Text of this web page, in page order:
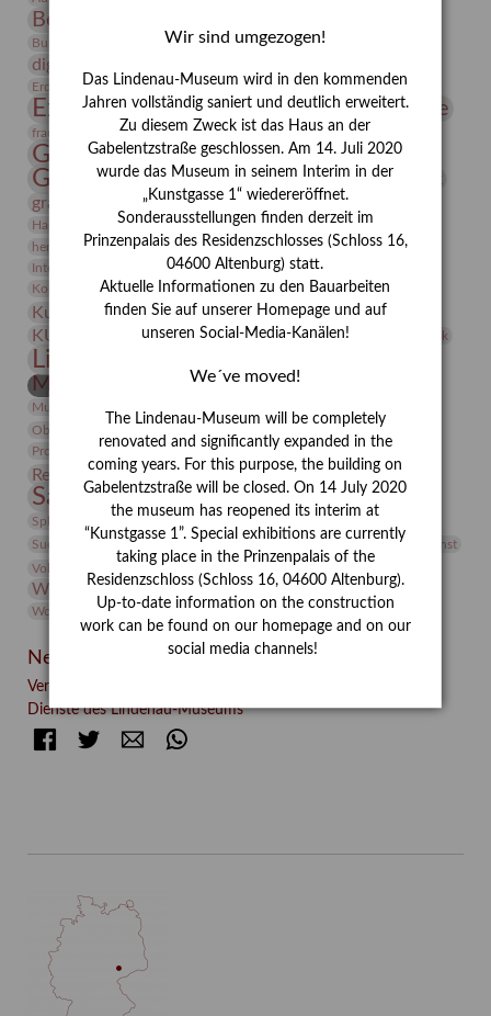
Bernhard August von Lindenau
Burg Posterstein Conrad Felixmüller Depot
digitallabor
Erdmann Julius Dietrich
Erlebnisportal estrusker Exlibris
Expressionismus Festrede Florenz Fotografie
frauen Frauen in der Antike und heute
Gerhard-Altenbourg-Preis
Gerhard Altenbourg
Gerhard Kurt Müller
grafische sammlung griechische Mythologie
Hanns-Conon von der Gabelentz Heinrich Kirchhoff Heldinnen
herman de vries Humboldt
Insekten
Integriertes Schädlingsmanagement
Italien Jahresempfang
Kolosseum
Kooperationsausstellung Korkmodelle Kunst
Kunstmuseum Kunstvermittlung Kunst von Kühl
KUNSTWAND Kurs Künstler Künstlerin Lehmbruck
Lindenau-Museum
Museumsgeschichte Museumsnacht
Museumspädagogik Natur
Objekt im Fokus
Phelloplastik
Pohlhof
Provenienz
Provenienzforschung
Restaurierung Rudi Lesser Ruth Wolf-Rehfeld
Sammlung Samstagszeichner Skulptur
Sonderausstellung
Sphinx
studio Studio Bildende Kunst
Suermondt-Ludwig-Museum
Vermittlung
Videokunst
Volontariat
Walter Rheiner Werefkin
Werkbetrachtung Winter Wissenschaft
Wolf and Dog
Wolf und Hund
Zirkuswoche
Neueste Beiträge
Verschenkt, verkauft, vergessen? – Kunstdetektivinnen im
Dienste des Lindenau-Museums
FacebookTwitter E-mail
Wir sind umgezogen!
Das Lindenau-Museum wird in den kommenden
Jahren vollständig saniert und deutlich erweitert.
Zu diesem Zweck ist das Haus an der
Gabelentzstraße geschlossen. Am 14. Juli 2020
wurde das Museum in seinem Interim in der
„Kunstgasse 1“ wiedereröffnet.
Sonderausstellungen finden derzeit im
Prinzenpalais des Residenzschlosses (Schloss 16,
04600 Altenburg) statt.
Aktuelle Informationen zu den Bauarbeiten
finden Sie auf unserer Homepage und auf
unseren Social-Media-Kanälen!
We´ve moved!
The Lindenau-Museum will be completely
renovated and significantly expanded in the
coming years. For this purpose, the building on
Gabelentzstraße will be closed. On 14 July 2020
the museum has reopened its interim at
“Kunstgasse 1”. Special exhibitions are currently
taking place in the Prinzenpalais of the
Residenzschloss (Schloss 16, 04600 Altenburg).
Up-to-date information on the construction
work can be found on our homepage and on our
social media channels!